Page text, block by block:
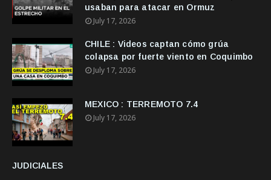
usaban para atacar en Ormuz
July 17, 2026
CHILE : Videos captan cómo grúa
colapsa por fuerte viento en Coquimbo
July 17, 2026
MEXICO : TERREMOTO 7.4
July 17, 2026
JUDICIALES